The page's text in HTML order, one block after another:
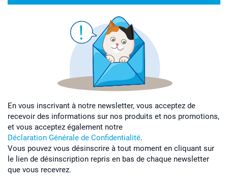
En vous inscrivant à notre newsletter, vous acceptez de
recevoir des informations sur nos produits et nos promotions,
et vous acceptez également notre
Déclaration Générale de Confidentialité.
Vous pouvez vous désinscrire à tout moment en cliquant sur
le lien de désinscription repris en bas de chaque newsletter
que vous recevrez.